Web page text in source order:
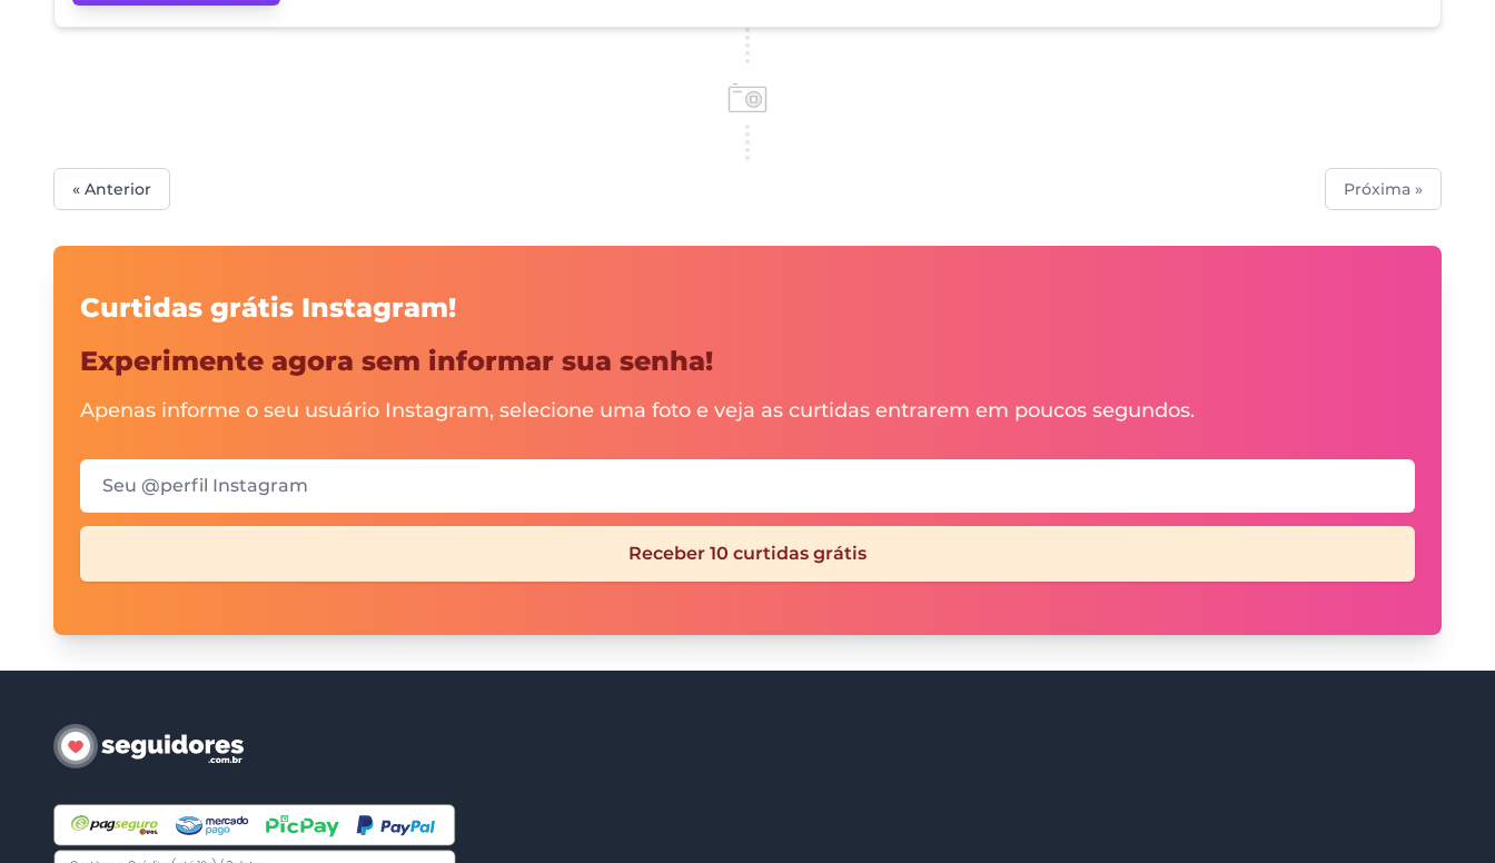
« Anterior Próxima »
Curtidas grátis Instagram!
Experimente agora sem informar sua senha!
Apenas informe o seu usuário Instagram, selecione uma foto e veja as curtidas entrarem em poucos segundos.
Seu @perfil Instagram
Receber 10 curtidas grátis